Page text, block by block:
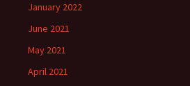
January 2022
June 2021
May 2021
April 2021